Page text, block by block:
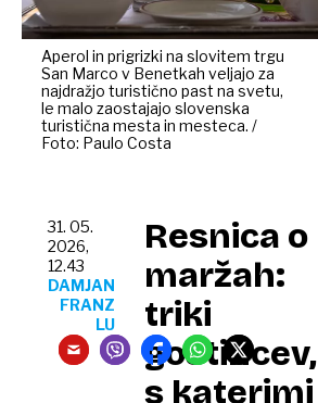
Aperol in prigrizki na slovitem trgu
San Marco v Benetkah veljajo za
najdražjo turistično past na svetu,
le malo zaostajajo slovenska
turistična mesta in mesteca. /
Foto: Paulo Costa
Resnica o
maržah:
triki
gostincev,
s katerimi
31. 05.
2026,
12.43
DAMJAN
FRANZ
LU